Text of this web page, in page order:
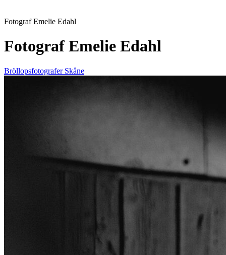
Fotograf Emelie Edahl
Fotograf Emelie Edahl
Bröllopsfotografer Skåne